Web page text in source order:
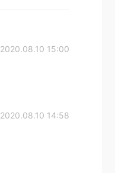
2020.08.10 15:00
2020.08.10 14:58